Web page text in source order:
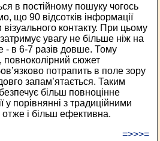
в постійному пошуку чогось
що 90 відсотків інформації
контакту. При цьому
увагу не більше ніж на
- в 6-7 разів довше. Тому
повноколірний сюжет
потрапить в поле зору
запам’ятається. Таким
більш повноцінне
у порівнянні з традиційними
і більш ефективна.
=>>>=